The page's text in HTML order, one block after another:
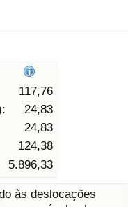
117,76
24,83
24,83
124,38
5.896,33
às deslocações
País